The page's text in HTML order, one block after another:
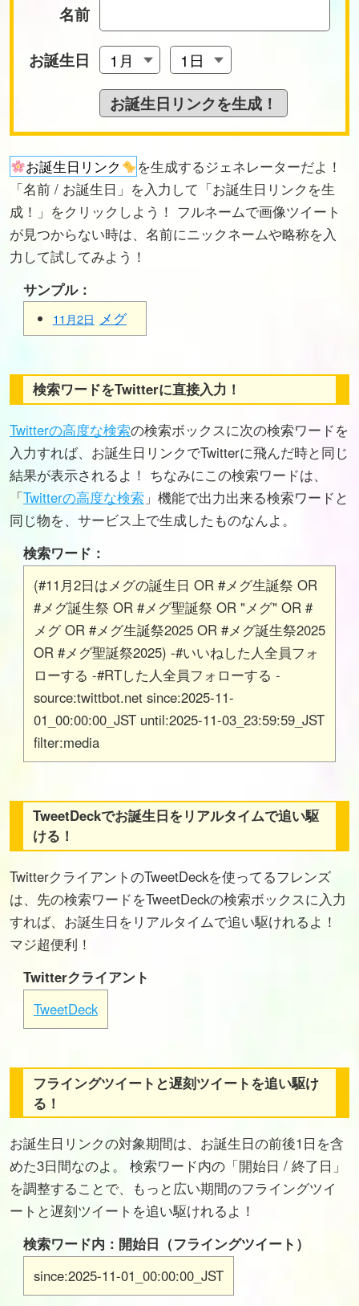
名前
お誕生日
お誕生日リンク
を生成するジェネレーターだよ！
「名前 / お誕生日」を入力して「お誕生日リンクを生
成！」をクリックしよう！ フルネームで画像ツイート
が見つからない時は、名前にニックネームや略称を入
力して試してみよう！
サンプル：
11月2日 メグ
検索ワードをTwitterに直接入力！
Twitterの高度な検索の検索ボックスに次の検索ワードを
入力すれば、お誕生日リンクでTwitterに飛んだ時と同じ
結果が表示されるよ！ ちなみにこの検索ワードは、
「Twitterの高度な検索 」機能で出力出来る検索ワードと
同じ物を、サービス上で生成したものなんよ。
検索ワード：
(#11月2日はメグの誕生日 OR #メグ生誕祭 OR
#メグ誕生祭 OR #メグ聖誕祭 OR "メグ" OR #
メグ OR #メグ生誕祭2025 OR #メグ誕生祭2025
OR #メグ聖誕祭2025) -#いいねした人全員フォ
ローする -#RTした人全員フォローする -
source:twittbot.net since:2025-11-
01_00:00:00_JST until:2025-11-03_23:59:59_JST
filter:media
TweetDeckでお誕生日をリアルタイムで追い駆
ける！
TwitterクライアントのTweetDeckを使ってるフレンズ
は、先の検索ワードをTweetDeckの検索ボックスに入力
すれば、お誕生日をリアルタイムで追い駆けれるよ！
マジ超便利！
Twitterクライアント
TweetDeck
フライングツイートと遅刻ツイートを追い駆け
る！
お誕生日リンクの対象期間は、お誕生日の前後1日を含
めた3日間なのよ。 検索ワード内の「開始日 / 終了日」
を調整することで、もっと広い期間のフライングツイ
ートと遅刻ツイートを追い駆けれるよ！
検索ワード内：開始日（フライングツイート）
since:2025-11-01_00:00:00_JST